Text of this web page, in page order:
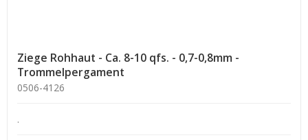
Ziege Rohhaut - Ca. 8-10 qfs. - 0,7-0,8mm -
Trommelpergament
0506-4126
.